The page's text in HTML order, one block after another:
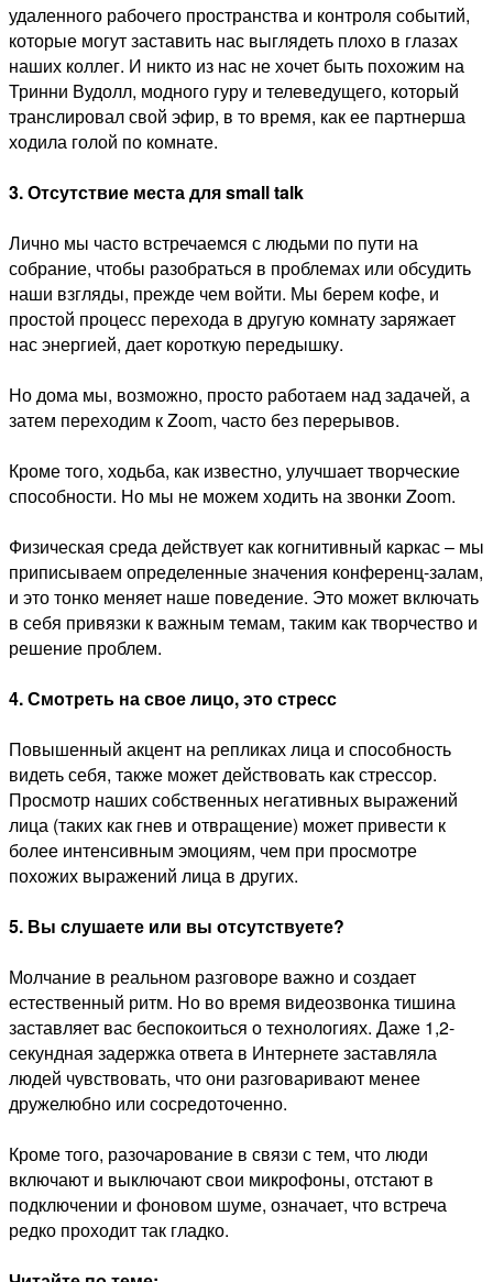
удаленного рабочего пространства и контроля событий,
которые могут заставить нас выглядеть плохо в глазах
наших коллег. И никто из нас не хочет быть похожим на
Тринни Вудолл, модного гуру и телеведущего, который
транслировал свой эфир, в то время, как ее партнерша
ходила голой по комнате.
3. Отсутствие места для small talk
Лично мы часто встречаемся с людьми по пути на
собрание, чтобы разобраться в проблемах или обсудить
наши взгляды, прежде чем войти. Мы берем кофе, и
простой процесс перехода в другую комнату заряжает
нас энергией, дает короткую передышку.
Но дома мы, возможно, просто работаем над задачей, а
затем переходим к Zoom, часто без перерывов.
Кроме того, ходьба, как известно, улучшает творческие
способности. Но мы не можем ходить на звонки Zoom.
Физическая среда действует как когнитивный каркас – мы
приписываем определенные значения конференц-залам,
и это тонко меняет наше поведение. Это может включать
в себя привязки к важным темам, таким как творчество и
решение проблем.
4. Смотреть на свое лицо, это стресс
Повышенный акцент на репликах лица и способность
видеть себя, также может действовать как стрессор.
Просмотр наших собственных негативных выражений
лица (таких как гнев и отвращение) может привести к
более интенсивным эмоциям, чем при просмотре
похожих выражений лица в других.
5. Вы слушаете или вы отсутствуете?
Молчание в реальном разговоре важно и создает
естественный ритм. Но во время видеозвонка тишина
заставляет вас беспокоиться о технологиях. Даже 1,2-
секундная задержка ответа в Интернете заставляла
людей чувствовать, что они разговаривают менее
дружелюбно или сосредоточенно.
Кроме того, разочарование в связи с тем, что люди
включают и выключают свои микрофоны, отстают в
подключении и фоновом шуме, означает, что встреча
редко проходит так гладко.